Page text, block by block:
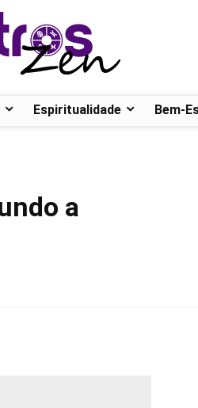
Espiritualidade Bem-
a